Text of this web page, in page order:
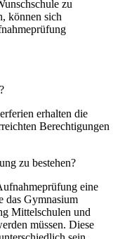
zu
können sich
erhalten die
Berechtigungen
zu bestehen?
eine
das Gymnasium
Mittelschulen und
müssen. Diese